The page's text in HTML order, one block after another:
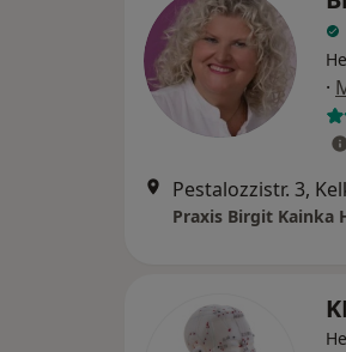
·
Pestalozzistr. 3,
Praxis Birgit Kainka